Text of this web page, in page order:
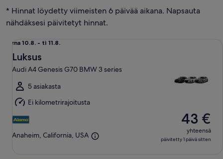
* Hinnat löydetty viimeisten 6 päivää aikana. Napsauta
nähdäksesi päivitetyt hinnat.
ma
10.8.
viiva
ti
11.8.
ma 10.8. - ti 11.8.
Luksus
Audi A4 Genesis G70 BMW 3 series
5 asiakasta
Ei kilometrirajoitusta
Anaheim, California, USA
43 €
yhteensä
päivitetty 1 päivä sitten